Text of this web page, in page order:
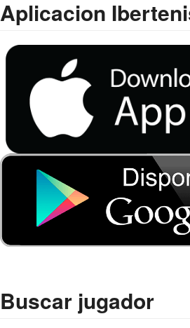
Aplicacion
Buscar jugador